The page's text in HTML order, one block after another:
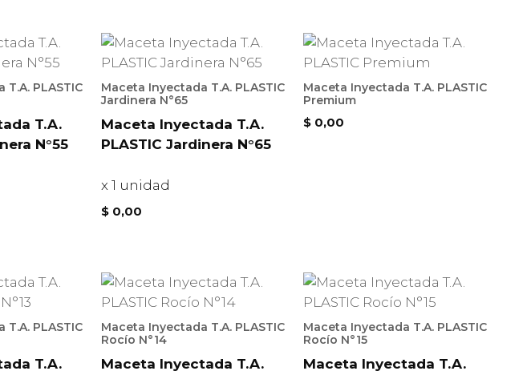
PLASTIC
T.A.
N°55
Maceta Inyectada T.A. PLASTIC
Jardinera N°65
Maceta Inyectada T.A.
PLASTIC Jardinera N°65
x 1 unidad
$ 0,00
Maceta Inyectada T.A. PLASTIC
Premium
$ 0,00
PLASTIC
T.A.
Maceta Inyectada T.A. PLASTIC
Rocío N°14
Maceta Inyectada T.A.
Maceta Inyectada T.A. PLASTIC
Rocío N°15
Maceta Inyectada T.A.